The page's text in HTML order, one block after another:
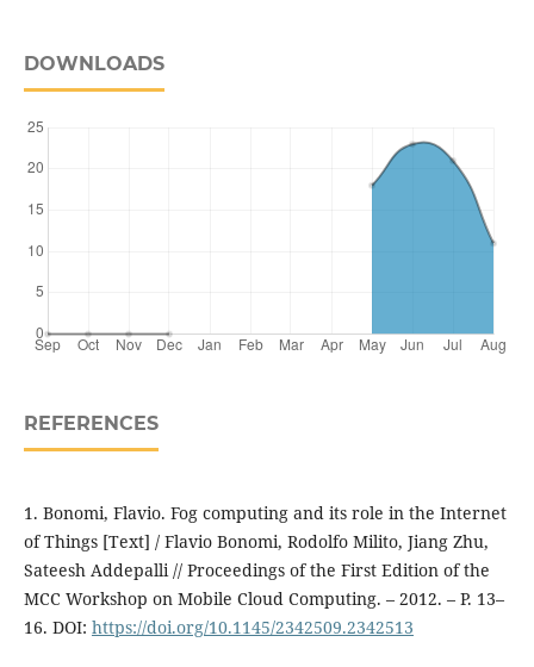
DOWNLOADS
REFERENCES
1. Bonomi, Flavio. Fog computing and its role in the Internet
of Things [Text] / Flavio Bonomi, Rodolfo Milito, Jiang Zhu,
Sateesh Addepalli // Proceedings of the First Edition of the
MCC Workshop on Mobile Cloud Computing. – 2012. – P. 13–
16. DOI: https://doi.org/10.1145/2342509.2342513